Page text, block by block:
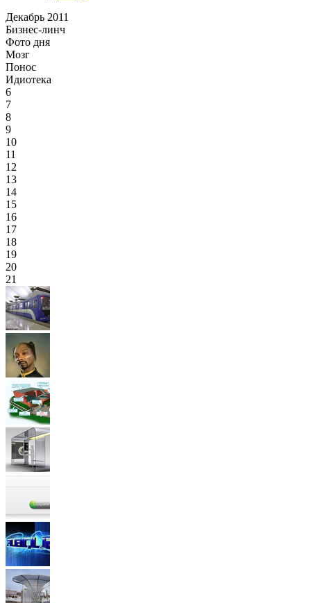
Декабрь 2011
Бизнес-линч
Фото дня
Мозг
Понос
Идиотека
6
7
8
9
10
11
12
13
14
15
16
17
18
19
20
21